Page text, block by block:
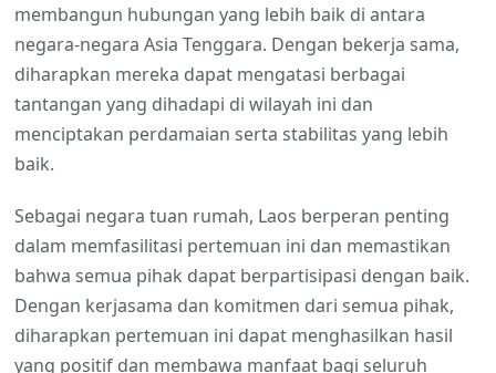
membangun hubungan yang lebih baik di antara
negara-negara Asia Tenggara. Dengan bekerja sama,
diharapkan mereka dapat mengatasi berbagai
tantangan yang dihadapi di wilayah ini dan
menciptakan perdamaian serta stabilitas yang lebih
baik.
Sebagai negara tuan rumah, Laos berperan penting
dalam memfasilitasi pertemuan ini dan memastikan
bahwa semua pihak dapat berpartisipasi dengan baik.
Dengan kerjasama dan komitmen dari semua pihak,
diharapkan pertemuan ini dapat menghasilkan hasil
yang positif dan membawa manfaat bagi seluruh